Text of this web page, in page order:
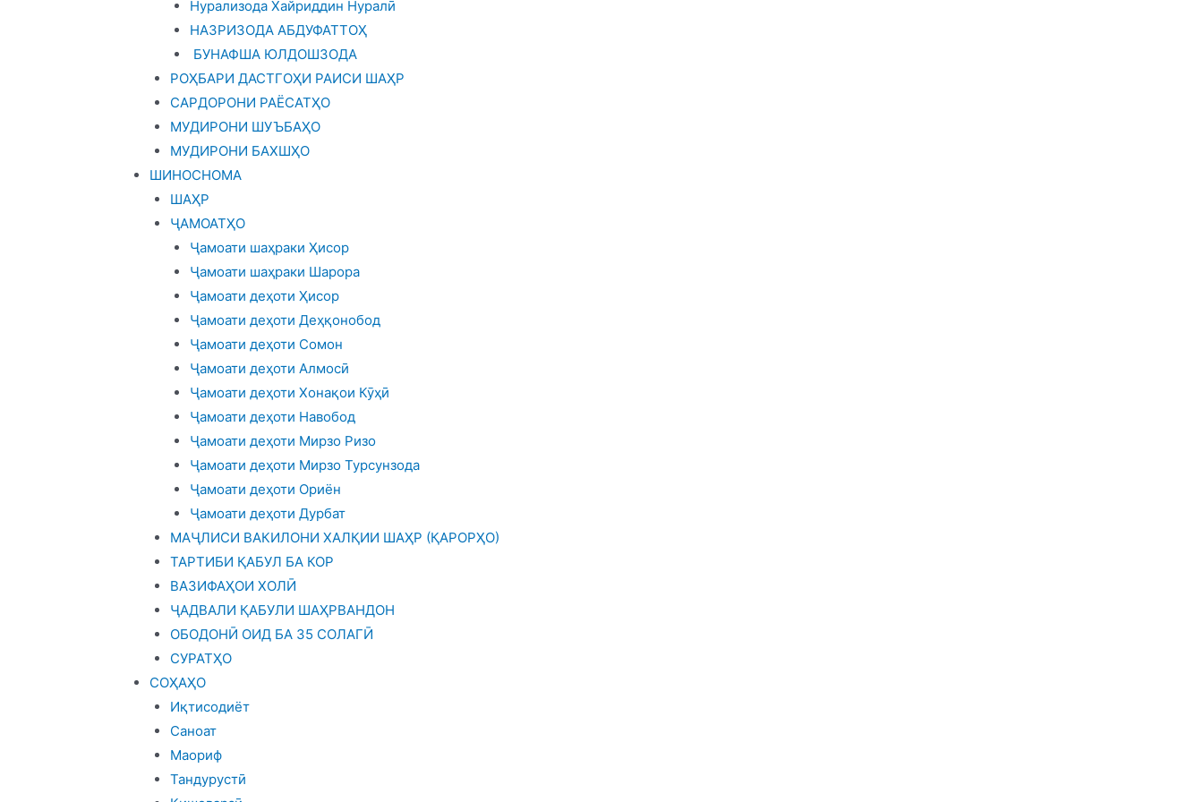
Нурализода Хайриддин Нуралӣ
НАЗРИЗОДА АБДУФАТТОҲ
БУНАФША ЮЛДОШЗОДА
РОҲБАРИ ДАСТГОҲИ РАИСИ ШАҲР
САРДОРОНИ РАЁСАТҲО
МУДИРОНИ ШУЪБАҲО
МУДИРОНИ БАХШҲО
ШИНОСНОМА
ШАҲР
ҶАМОАТҲО
Ҷамоати шаҳраки Ҳисор
Ҷамоати шаҳраки Шарора
Ҷамоати деҳоти Ҳисор
Ҷамоати деҳоти Деҳқонобод
Ҷамоати деҳоти Сомон
Ҷамоати деҳоти Алмосӣ
Ҷамоати деҳоти Хонақои Кӯҳӣ
Ҷамоати деҳоти Навобод
Ҷамоати деҳоти Мирзо Ризо
Ҷамоати деҳоти Мирзо Турсунзода
Ҷамоати деҳоти Ориён
Ҷамоати деҳоти Дурбат
МАҶЛИСИ ВАКИЛОНИ ХАЛҚИИ ШАҲР (ҚАРОРҲО)
ТАРТИБИ ҚАБУЛ БА КОР
ВАЗИФАҲОИ ХОЛӢ
ҶАДВАЛИ ҚАБУЛИ ШАҲРВАНДОН
ОБОДОНӢ ОИД БА 35 СОЛАГӢ
СУРАТҲО
СОҲАҲО
Иқтисодиёт
Саноат
Маориф
Тандурустӣ